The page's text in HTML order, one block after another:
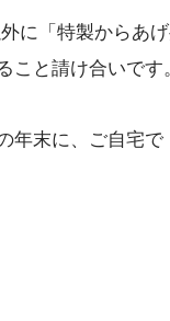
に「特製からあ
と請け合いです。
年末に、ご自宅